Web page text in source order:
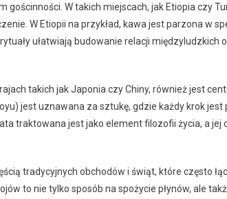
gościnności. W takich miejscach, jak Etiopia czy
W Etiopii na przykład, kawa jest parzona w
ułatwiają budowanie relacji
takich jak Japonia czy Chiny, również jest
jest uznawana za sztukę, gdzie każdy krok jest
traktowana jest jako element filozofii życia, a
tradycyjnych obchodów i świąt, które często
to nie tylko sposób na spożycie płynów, ale